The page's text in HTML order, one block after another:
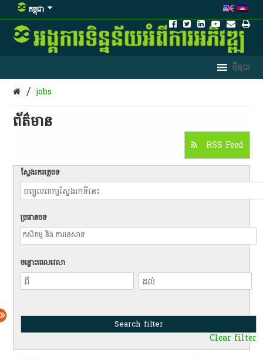
កម្ពុជា
/ jobs
ព័ត៌មាន​
RSS Feed
ស្វែងរកអត្ថបទ
ប្រធានបទ
ចន្លោះពេលវេលា
Clear filter